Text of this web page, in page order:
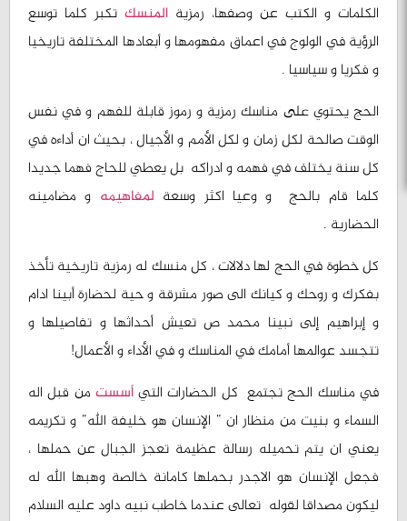
الكلمات و الكتب عن وصفها، رمزية المنسك تكبر كلما توسع
الرؤية في الولوج في اعماق مفهومها و أبعادها المختلفة تاريخيا
و فكريا و سياسيا .
الحج يحتوي على مناسك رمزية و رموز قابلة للفهم و في نفس
الوقت صالحة لكل زمان و لكل الأمم و الأجيال ، بحيث ان أداءه في
كل سنة يختلف في فهمه و ادراكه بل يعطي للحاج فهما جديدا
كلما قام بالحج و وعيا اكثر وسعة لمفاهيمه و مضامينه
الحضارية .
كل خطوة في الحج لها دلالات ، كل منسك له رمزية تاريخية تأخذ
بفكرك و روحك و كيانك الى صور مشرقة و حية لحضارة أبينا ادام
و إبراهيم إلى نبينا محمد ص تعيش أحداثها و تفاصيلها و
تتجسد عوالمها أمامك في المناسك و في الأداء و الأعمال!
في مناسك الحج تجتمع كل الحضارات التيأسست من قبل اله
السماء و بنيت من منظار ان ” الإنسان هو خليفة الله” و تكريمه
يعني ان يتم تحميله رسالة عظيمة تعجز الجبال عن حملها ،
فجعل الإنسان هو الاجدر بحملها كامانة خالصة وهبها الله له
ليكون مصداقا لقوله تعالى عندما خاطب نبيه داود عليه السلام